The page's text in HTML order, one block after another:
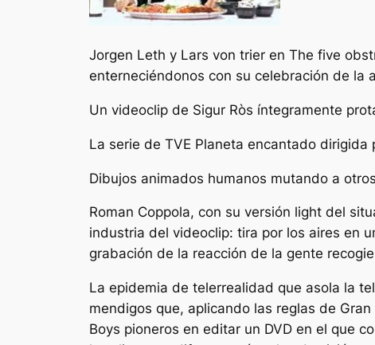
Jorgen Leth y Lars von trier en The five
enterneciéndonos con su celebración de la
Un videoclip de Sigur Ròs íntegramente
La serie de TVE Planeta encantado
Dibujos animados humanos mutando a
Roman Coppola, con su versión light del
industria del videoclip: tira por los aires en
grabación de la reacción de la gente
La epidemia de telerrealidad que asola la
mendigos que, aplicando las reglas de
Boys pioneros en editar un DVD en el que